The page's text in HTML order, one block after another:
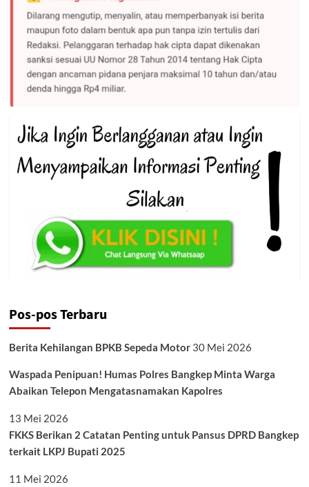
Pos-pos Terbaru
Berita Kehilangan BPKB Sepeda Motor 30 Mei 2026
Waspada Penipuan! Humas Polres Bangkep Minta Warga
Abaikan Telepon Mengatasnamakan Kapolres
13 Mei 2026
FKKS Berikan 2 Catatan Penting untuk Pansus DPRD Bangkep
terkait LKPJ Bupati 2025
11 Mei 2026